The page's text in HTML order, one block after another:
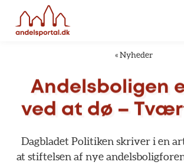
« Nyheder
Andelsboligen
ved at dø –
Dagbladet Politiken skriver i en
at stiftelsen af nye